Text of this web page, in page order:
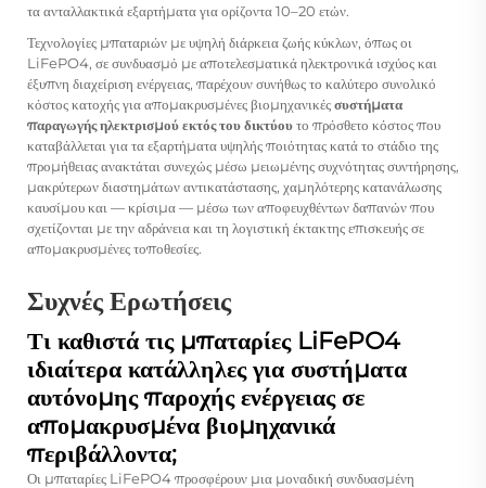
τα ανταλλακτικά εξαρτήματα για ορίζοντα 10–20 ετών.
Τεχνολογίες μπαταριών με υψηλή διάρκεια ζωής κύκλων, όπως οι
LiFePO4, σε συνδυασμό με αποτελεσματικά ηλεκτρονικά ισχύος και
έξυπνη διαχείριση ενέργειας, παρέχουν συνήθως το καλύτερο συνολικό
κόστος κατοχής για απομακρυσμένες βιομηχανικέςσυστήματα
παραγωγής ηλεκτρισμού εκτός του δικτύουτο πρόσθετο κόστος που
καταβάλλεται για τα εξαρτήματα υψηλής ποιότητας κατά το στάδιο της
προμήθειας ανακτάται συνεχώς μέσω μειωμένης συχνότητας συντήρησης,
μακρύτερων διαστημάτων αντικατάστασης, χαμηλότερης κατανάλωσης
καυσίμου και — κρίσιμα — μέσω των αποφευχθέντων δαπανών που
σχετίζονται με την αδράνεια και τη λογιστική έκτακτης επισκευής σε
απομακρυσμένες τοποθεσίες.
Συχνές Ερωτήσεις
Τι καθιστά τις μπαταρίες LiFePO4
ιδιαίτερα κατάλληλες για συστήματα
αυτόνομης παροχής ενέργειας σε
απομακρυσμένα βιομηχανικά
περιβάλλοντα;
Οι μπαταρίες LiFePO4 προσφέρουν μια μοναδική συνδυασμένη